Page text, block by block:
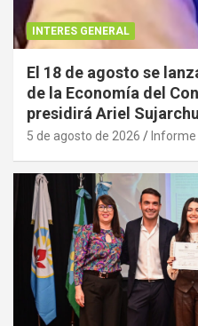
INTERES GENERAL
El 18 de agosto se
de la Economía del
presidirá Ariel
5 de agosto de 2026 Informe